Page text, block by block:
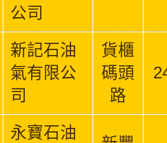
公司
新記石油
氣有限公
司
貨櫃
碼頭
路
永寶石油